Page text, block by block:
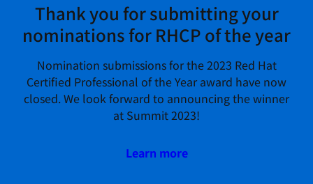
Thank you for submitting your
nominations for RHCP of the year
Nomination submissions for the 2023 Red Hat
Certified Professional of the Year award have now
closed. We look forward to announcing the winner
at Summit 2023!
Learn more